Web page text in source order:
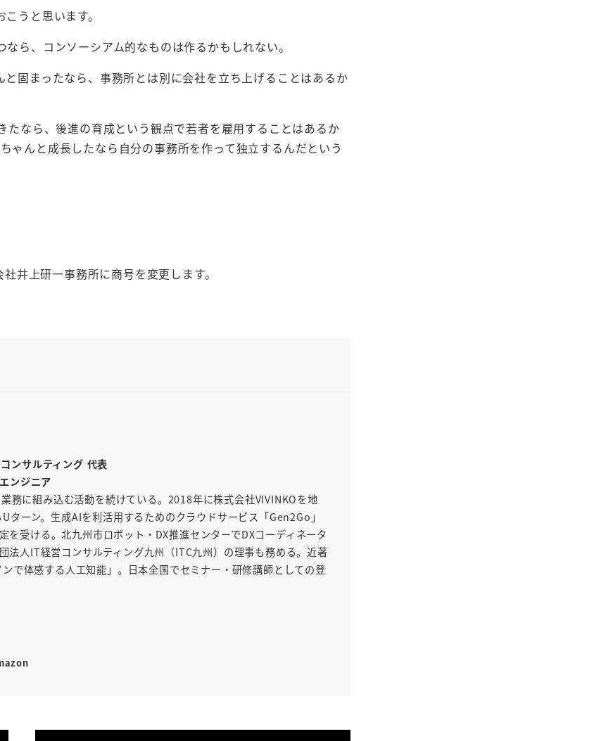
うと思います。
ら、コンソーシアム的なものは作るかもしれない。
固まったなら、事務所とは別に会社を立ち上げることはあるか
なら、後進の育成という観点で若者を雇用することはあるか
ゃんと成長したなら自分の事務所を作って独立するんだという
井上研一事務所に商号を変更します。
ンサルティング 代表
ンジニア
務に組み込む活動を続けている。2018年に株式会社VIVINKOを地
ターン。生成AIを利活用するためのクラウドサービス「Gen2Go」
を受ける。北九州市ロボット・DX推進センターでDXコーディネータ
法人IT経営コンサルティング九州（ITC九州）の理事も務める。近著
で体感する人工知能」。日本全国でセミナー・研修講師としての登